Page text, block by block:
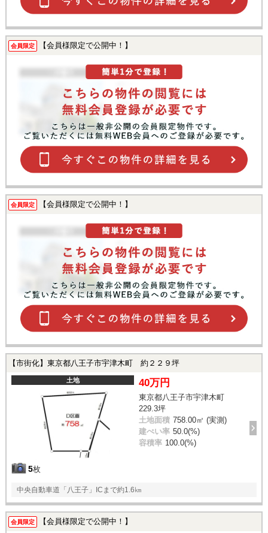
会員限定 【会員様限定で公開中！】
会員限定 【会員様限定で公開中！】
【市街化】東京都八王子市宇津木町 約２２９坪
土地
5枚
40万円
東京都八王子市宇津木町
229.3坪
土地面積 758.00㎡ (実測)
建ぺい率 50.0(%)
容積率 100.0(%)
中央自動車道「八王子」ICまで約1.6㎞
会員限定 【会員様限定で公開中！】